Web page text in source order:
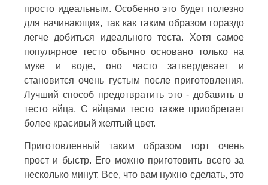
просто идеальным. Особенно это будет полезно
для начинающих, так как таким образом гораздо
легче добиться идеального теста. Хотя самое
популярное тесто обычно основано только на
муке и воде, оно часто затвердевает и
становится очень густым после приготовления.
Лучший способ предотвратить это - добавить в
тесто яйца. С яйцами тесто также приобретает
более красивый желтый цвет.
Приготовленный таким образом торт очень
прост и быстр. Его можно приготовить всего за
несколько минут. Все, что вам нужно сделать, это